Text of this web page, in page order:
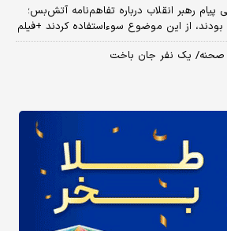
رهبر انقلاب درباره تفاهم‌نامه آتش‌بس؛
بودند، از این موضوع سوءاستفاده کردند +فیلم
صحنه/ یک نفر جان باخت